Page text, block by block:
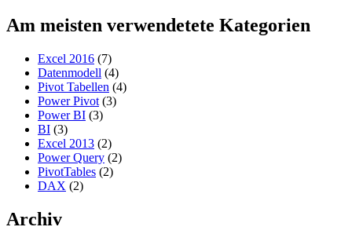
Am meisten verwendetete Kategorien
Excel 2016 (7)
Datenmodell (4)
Pivot Tabellen (4)
Power Pivot (3)
Power BI (3)
BI (3)
Excel 2013 (2)
Power Query (2)
PivotTables (2)
DAX (2)
Archiv